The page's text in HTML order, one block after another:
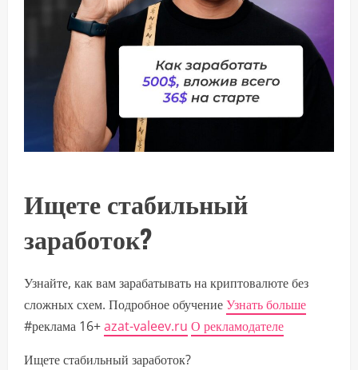
Ищете стабильный
заработок?
Узнайте, как вам зарабатывать на криптовалюте без
сложных схем. Подробное обучениеУзнать больше
#реклама 16+azat-valeev.ru О рекламодателе
Ищете стабильный заработок?